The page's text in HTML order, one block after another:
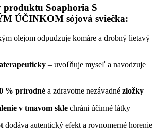
produktu Soaphoria S
ÚČINKOM sójová sviečka:
olejom odpudzuje komáre a drobný lietavý
– uvoľňuje myseľ a navodzuje
% prírodné a zdravotne nezávadné zložky
v tmavom skle chráni účinné látky
dodáva autentický efekt a rovnomerné horenie